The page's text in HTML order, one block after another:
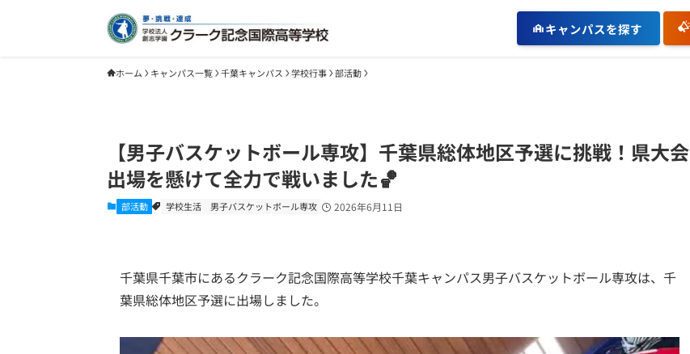
キャンパスを探す
ホーム キャンパス一覧 千葉キャンパス 学校行事 部活動
【男子バスケットボール専攻】千葉県総体地区予選に挑戦！県大会
出場を懸けて全力で戦いました🏀
部活動 学校生活 男子バスケットボール専攻 2026年6月11日
千葉県千葉市にあるクラーク記念国際高等学校千葉キャンパス男子バスケットボール専攻は、千
葉県総体地区予選に出場しました。